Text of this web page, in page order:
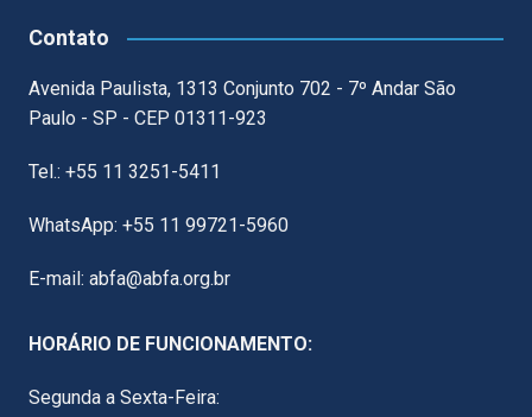
Contato
Avenida Paulista, 1313 Conjunto 702 - 7º Andar São
Paulo - SP - CEP 01311-923
Tel.: +55 11 3251-5411
WhatsApp: +55 11 99721-5960
E-mail: abfa@abfa.org.br
HORÁRIO DE FUNCIONAMENTO:
Segunda a Sexta-Feira: